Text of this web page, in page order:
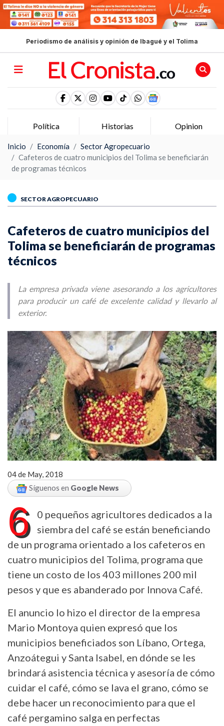
Periodismo de análisis y opinión de Ibagué y el Tolima
Política Historias Opinion
Inicio Economía
Sector Agropecuario
Cafeteros de cuatro municipios del Tolima se beneficiarán
de programas técnicos
SECTOR AGROPECUARIO
Cafeteros de cuatro municipios del
Tolima se beneficiarán de programas
técnicos
La empresa privada viene asesorando a los agricultores
para producir un café de excelente calidad y llevarlo al
exterior.
04 de May, 2018
Síguenos en Google News
6
0 pequeños agricultores dedicados a la
siembra del café se están beneficiando
de un programa orientado a los cafeteros en
cuatro municipios del Tolima, programa que
tiene un costo de los 403 millones 200 mil
pesos y que es abanderado por Innova Café.
El anuncio lo hizo el director de la empresa
Mario Montoya quien expresó que los
municipios beneficiados son Líbano, Ortega,
Anzoátegui y Santa Isabel, en dónde se les
brindará asistencia técnica y asesoría de cómo
cuidar el café, cómo se lava el grano, cómo se
debe hacer un reconocimiento para que el
café pergamino salga en perfectas